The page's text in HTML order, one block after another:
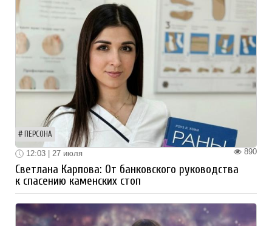
ПЕРСОНА
890
12:03 | 27 июля
Светлана Карпова: От банковского руководства
к спасению каменских стоп